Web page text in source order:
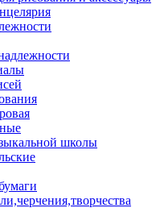
школы